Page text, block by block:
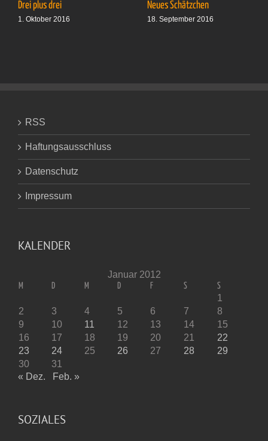
Drei plus drei
1. Oktober 2016
Neues Schätzchen
18. September 2016
RSS
Haftungsausschluss
Datenschutz
Impressum
KALENDER
Januar 2012
M D M D F S S
1
2
3 4 5 6 7
8
9
10 11 12 13 14
15
16
17 18 19 20 21
22
23
24 25 26 27 28
29
30
31
« Dez.
Feb. »
SOZIALES